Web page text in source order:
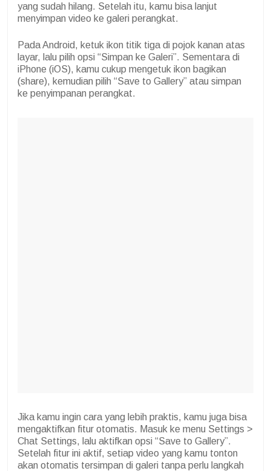
yang sudah hilang. Setelah itu, kamu bisa lanjut
menyimpan video ke galeri perangkat.
Pada Android, ketuk ikon titik tiga di pojok kanan atas
layar, lalu pilih opsi “Simpan ke Galeri”. Sementara di
iPhone (iOS), kamu cukup mengetuk ikon bagikan
(share), kemudian pilih “Save to Gallery” atau simpan
ke penyimpanan perangkat.
Jika kamu ingin cara yang lebih praktis, kamu juga bisa
mengaktifkan fitur otomatis. Masuk ke menu Settings >
Chat Settings, lalu aktifkan opsi “Save to Gallery”.
Setelah fitur ini aktif, setiap video yang kamu tonton
akan otomatis tersimpan di galeri tanpa perlu langkah